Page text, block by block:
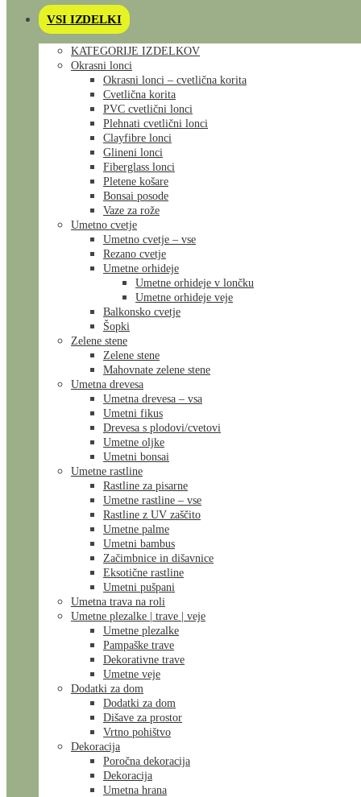
VSI IZDELKI
KATEGORIJE IZDELKOV
Okrasni lonci
Okrasni lonci – cvetlična korita
Cvetlična korita
PVC cvetlični lonci
Plehnati cvetlični lonci
Clayfibre lonci
Glineni lonci
Fiberglass lonci
Pletene košare
Bonsai posode
Vaze za rože
Umetno cvetje
Umetno cvetje – vse
Rezano cvetje
Umetne orhideje
Umetne orhideje v lončku
Umetne orhideje veje
Balkonsko cvetje
Šopki
Zelene stene
Zelene stene
Mahovnate zelene stene
Umetna drevesa
Umetna drevesa – vsa
Umetni fikus
Drevesa s plodovi/cvetovi
Umetne oljke
Umetni bonsai
Umetne rastline
Rastline za pisarne
Umetne rastline – vse
Rastline z UV zaščito
Umetne palme
Umetni bambus
Začimbnice in dišavnice
Eksotične rastline
Umetni pušpani
Umetna trava na roli
Umetne plezalke | trave | veje
Umetne plezalke
Pampaške trave
Dekorativne trave
Umetne veje
Dodatki za dom
Dodatki za dom
Dišave za prostor
Vrtno pohištvo
Dekoracija
Poročna dekoracija
Dekoracija
Umetna hrana